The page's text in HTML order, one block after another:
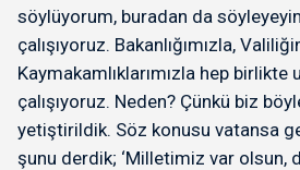
söylüyorum, buradan da
çalışıyoruz. Bakanlığımızla,
Kaymakamlıklarımızla hep birlikte
çalışıyoruz. Neden? Çünkü biz
yetiştirildik. Söz konusu vatansa
şunu derdik; ‘Milletimiz var olsun,